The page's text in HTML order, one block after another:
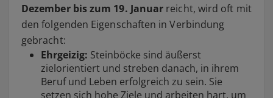
Dezember bis zum 19. Januar reicht, wird oft mit
den folgenden Eigenschaften in Verbindung
gebracht:
Ehrgeizig: Steinböcke sind äußerst
zielorientiert und streben danach, in ihrem
Beruf und Leben erfolgreich zu sein. Sie
setzen sich hohe Ziele und arbeiten hart, um